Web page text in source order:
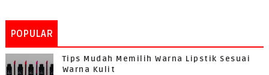
POPULAR
Tips Mudah Memilih Warna Lipstik Sesuai
Warna Kulit